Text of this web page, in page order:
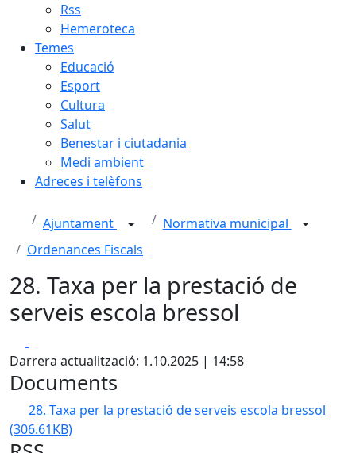
Rss
Hemeroteca
Temes
Educació
Esport
Cultura
Salut
Benestar i ciutadania
Medi ambient
Adreces i telèfons
Ajuntament
Normativa municipal
Ordenances Fiscals
28. Taxa per la prestació de
serveis escola bressol
Darrera actualització: 1.10.2025 | 14:58
Documents
28. Taxa per la prestació de serveis escola bressol
(306.61KB)